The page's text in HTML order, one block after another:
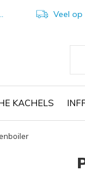
KACHELS
Veel op